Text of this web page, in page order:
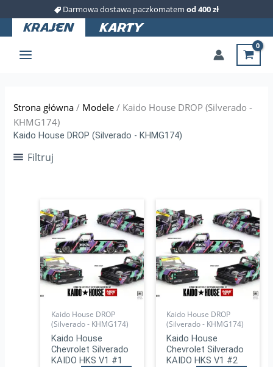
do
treści
Darmowa dostawa paczkomatem od 400 zł
Strona główna / Modele / Kaido House DROP (Silverado -
KHMG174)
Kaido House DROP (Silverado - KHMG174)
Filtruj
Kaido House DROP
(Silverado - KHMG174)
Kaido House
Chevrolet Silverado
KAIDO HKS V1 #1
Kaido House DROP
(Silverado - KHMG174)
Kaido House
Chevrolet Silverado
KAIDO HKS V1 #2